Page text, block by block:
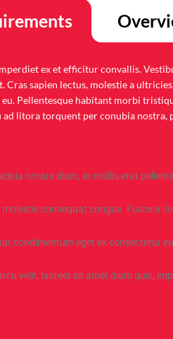
ex et efficitur convallis.
Cras sapien lectus, molestie a
Pellentesque habitant morbi
ad litora torquent per conubia nostra,
ornare diam, at mollis erat
molestie consequat congue. Fusce a
condimentum eget ex consectetur
velit, laoreet sit amet diam quis,